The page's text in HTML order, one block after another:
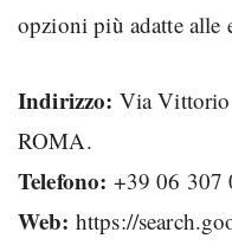
opzioni più adatte alle
Indirizzo: Via
ROMA.
Telefono: +39 06 307
Web: https://